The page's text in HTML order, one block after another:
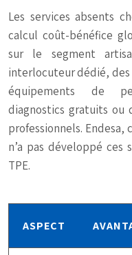
Les services absents
calcul coût-bénéfice
sur le segment
interlocuteur dédié,
équipements de
diagnostics gratuits ou
professionnels.
n’a pas développé ces
TPE.
ASPECT